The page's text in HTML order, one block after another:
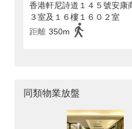
香港軒尼詩道１４５號安康
３室及１６樓１６０２室
距離 350m
同類物業放盤